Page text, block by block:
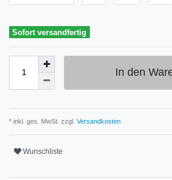
Sofort versandfertig
In den
* inkl. ges. MwSt. zzgl. Versandkosten
Wunschliste